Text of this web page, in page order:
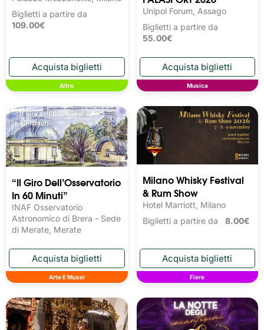
Biglietti a partire da
109.00€
Altro
Unipol Forum, Assago
Biglietti a partire da
55.00€
Musica
“Il Giro Dell’Osservatorio
In 60 Minuti”
INAF Osservatorio
Astronomico di Brera - Sede
di Merate, Merate
Arte E Musei
Milano Whisky Festival
& Rum Show
Hotel Marriott, Milano
Biglietti a partire da 8.00€
Fiere